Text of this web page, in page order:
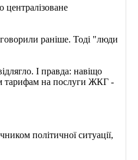
раніше. Тоді "люди
І правда: навіщо
тарифам на послуги ЖКГ -
політичної ситуації,